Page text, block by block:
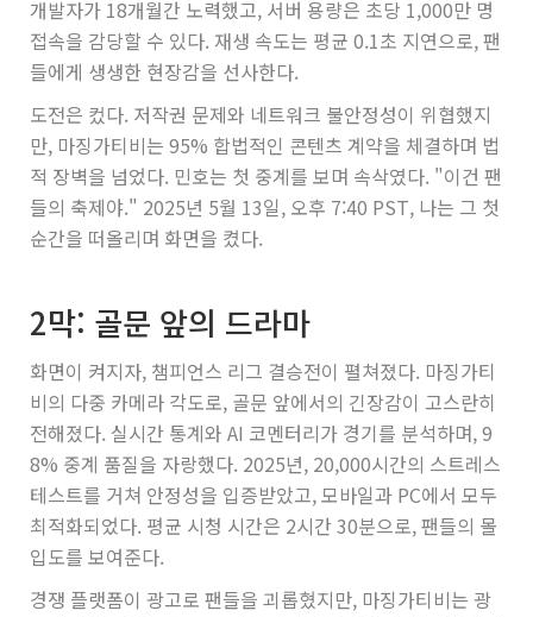
개발자가 18개월간 노력했고, 서버 용량은 초당 1,000만 명
접속을 감당할 수 있다. 재생 속도는 평균 0.1초 지연으로, 팬
들에게 생생한 현장감을 선사한다.
도전은 컸다. 저작권 문제와 네트워크 불안정성이 위협했지
만, 마징가티비는 95% 합법적인 콘텐츠 계약을 체결하며 법
적 장벽을 넘었다. 민호는 첫 중계를 보며 속삭였다. "이건 팬
들의 축제야." 2025년 5월 13일, 오후 7:40 PST, 나는 그 첫
순간을 떠올리며 화면을 켰다.
2막: 골문 앞의 드라마
화면이 켜지자, 챔피언스 리그 결승전이 펼쳐졌다. 마징가티
비의 다중 카메라 각도로, 골문 앞에서의 긴장감이 고스란히
전해졌다. 실시간 통계와 AI 코멘터리가 경기를 분석하며, 9
8% 중계 품질을 자랑했다. 2025년, 20,000시간의 스트레스
테스트를 거쳐 안정성을 입증받았고, 모바일과 PC에서 모두
최적화되었다. 평균 시청 시간은 2시간 30분으로, 팬들의 몰
입도를 보여준다.
경쟁 플랫폼이 광고로 팬들을 괴롭혔지만, 마징가티비는 광